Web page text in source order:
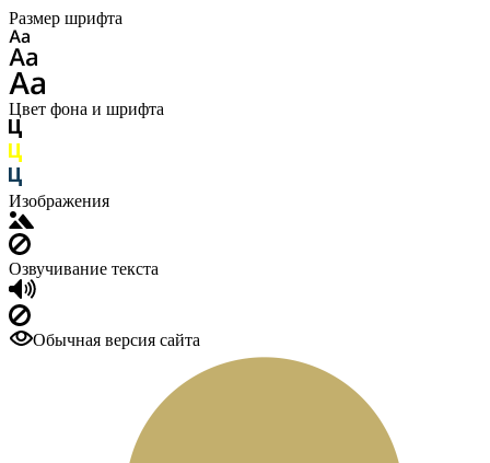
Размер шрифта
Цвет фона и шрифта
Изображения
Озвучивание текста
Обычная версия сайта